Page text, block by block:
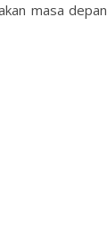
masa depan